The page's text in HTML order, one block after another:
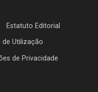
Estatuto Editorial
de Utilização
de Privacidade